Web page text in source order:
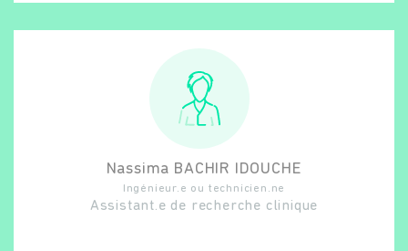
Nassima BACHIR IDOUCHE
Ingénieur.e ou technicien.ne
Assistant.e de recherche clinique